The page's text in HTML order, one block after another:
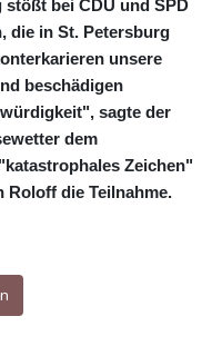
bei CDU und SPD
die in St. Petersburg
unsere
beschädigen
sagte der
dem
Zeichen"
Roloff die Teilnahme.